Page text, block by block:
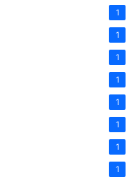
1
1
1
1
1
1
1
1